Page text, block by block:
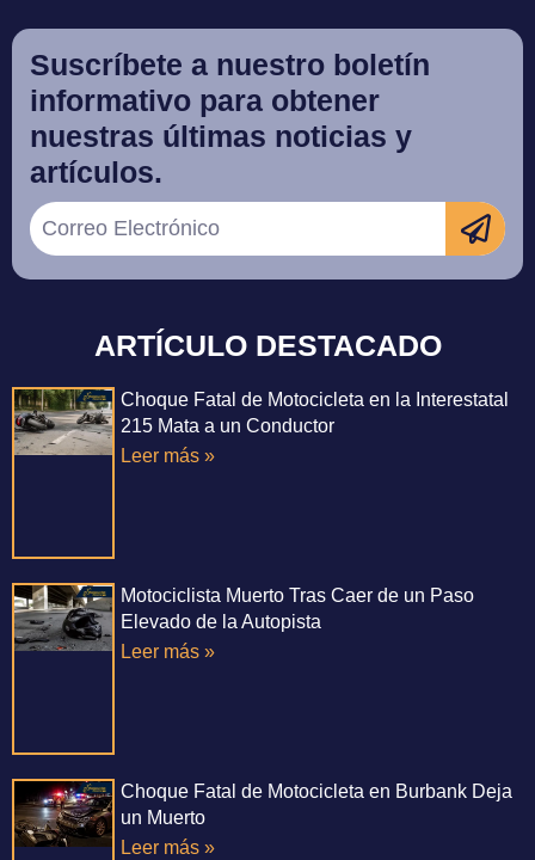
Suscríbete a nuestro boletín
informativo para obtener
nuestras últimas noticias y
artículos.
ARTÍCULO DESTACADO
Choque Fatal de Motocicleta en la Interestatal
215 Mata a un Conductor
Leer más »
Motociclista Muerto Tras Caer de un Paso
Elevado de la Autopista
Leer más »
Choque Fatal de Motocicleta en Burbank Deja
un Muerto
Leer más »